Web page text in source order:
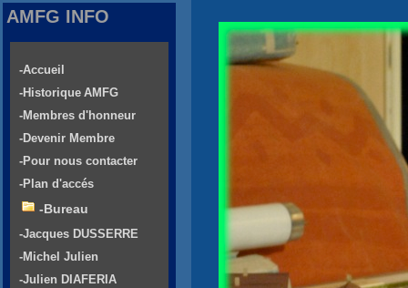
AMFG INFO
-Accueil
-Historique AMFG
-Membres d'honneur
-Devenir Membre
-Pour nous contacter
-Plan d'accés
-Bureau
-Jacques DUSSERRE
-Michel Julien
-Julien DIAFERIA